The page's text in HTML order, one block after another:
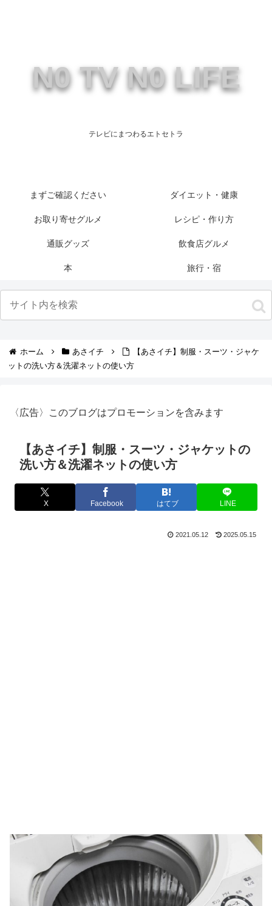
N0 TV N0 LIFE
テレビにまつわるエトセトラ
まずご確認ください ダイエット・健康
お取り寄せグルメ レシピ・作り方
通販グッズ 飲食店グルメ
本 旅行・宿
ホーム あさイチ
【あさイチ】制服・スーツ・ジャケ
ットの洗い方＆洗濯ネットの使い方
〈広告〉このブログはプロモーションを含みます
【あさイチ】制服・スーツ・ジャケットの
洗い方＆洗濯ネットの使い方
X Facebook はてブ LINE
2021.05.12 2025.05.15